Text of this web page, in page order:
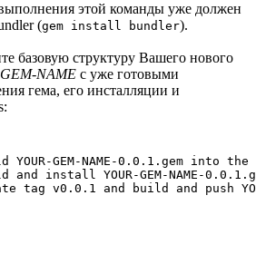
этой команды уже должен
(gem install bundler).
базовую структуру Вашего нового
NAME с уже готовыми
гема, его инсталляции и
GEM-NAME-0.0.1.gem into
install YOUR-GEM-NAME-